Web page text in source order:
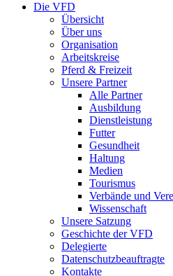
Die VFD
Übersicht
Über uns
Organisation
Arbeitskreise
Pferd & Freizeit
Unsere Partner
Alle Partner
Ausbildung
Dienstleistung
Futter
Gesundheit
Haltung
Medien
Tourismus
Verbände und
Wissenschaft
Unsere Satzung
Geschichte der VFD
Delegierte
Datenschutzbeauftragte
Kontakte